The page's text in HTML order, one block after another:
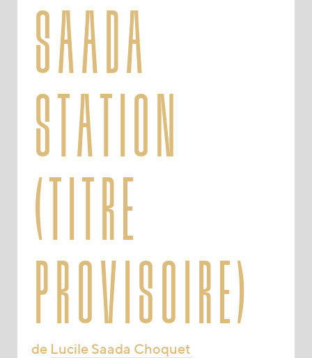
saada
station
(titre
provisoire)
de Lucile Saada Choquet